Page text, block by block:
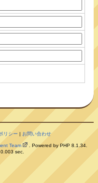
リシー | お問い合わせ
Team
. Powered by PHP 8.1.34.
sec.